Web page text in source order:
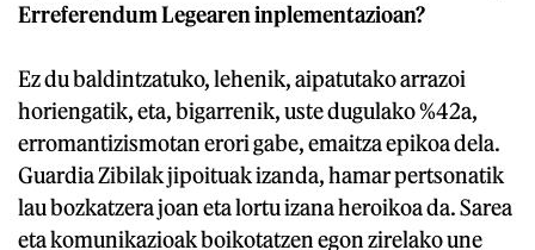
Erreferendum Legearen inplementazioan?
Ez du baldintzatuko, lehenik, aipatutako arrazoi
horiengatik, eta, bigarrenik, uste dugulako %42a,
erromantizismotan erori gabe, emaitza epikoa dela.
Guardia Zibilak jipoituak izanda, hamar pertsonatik
lau bozkatzera joan eta lortu izana heroikoa da. Sarea
eta komunikazioak boikotatzen egon zirelako une